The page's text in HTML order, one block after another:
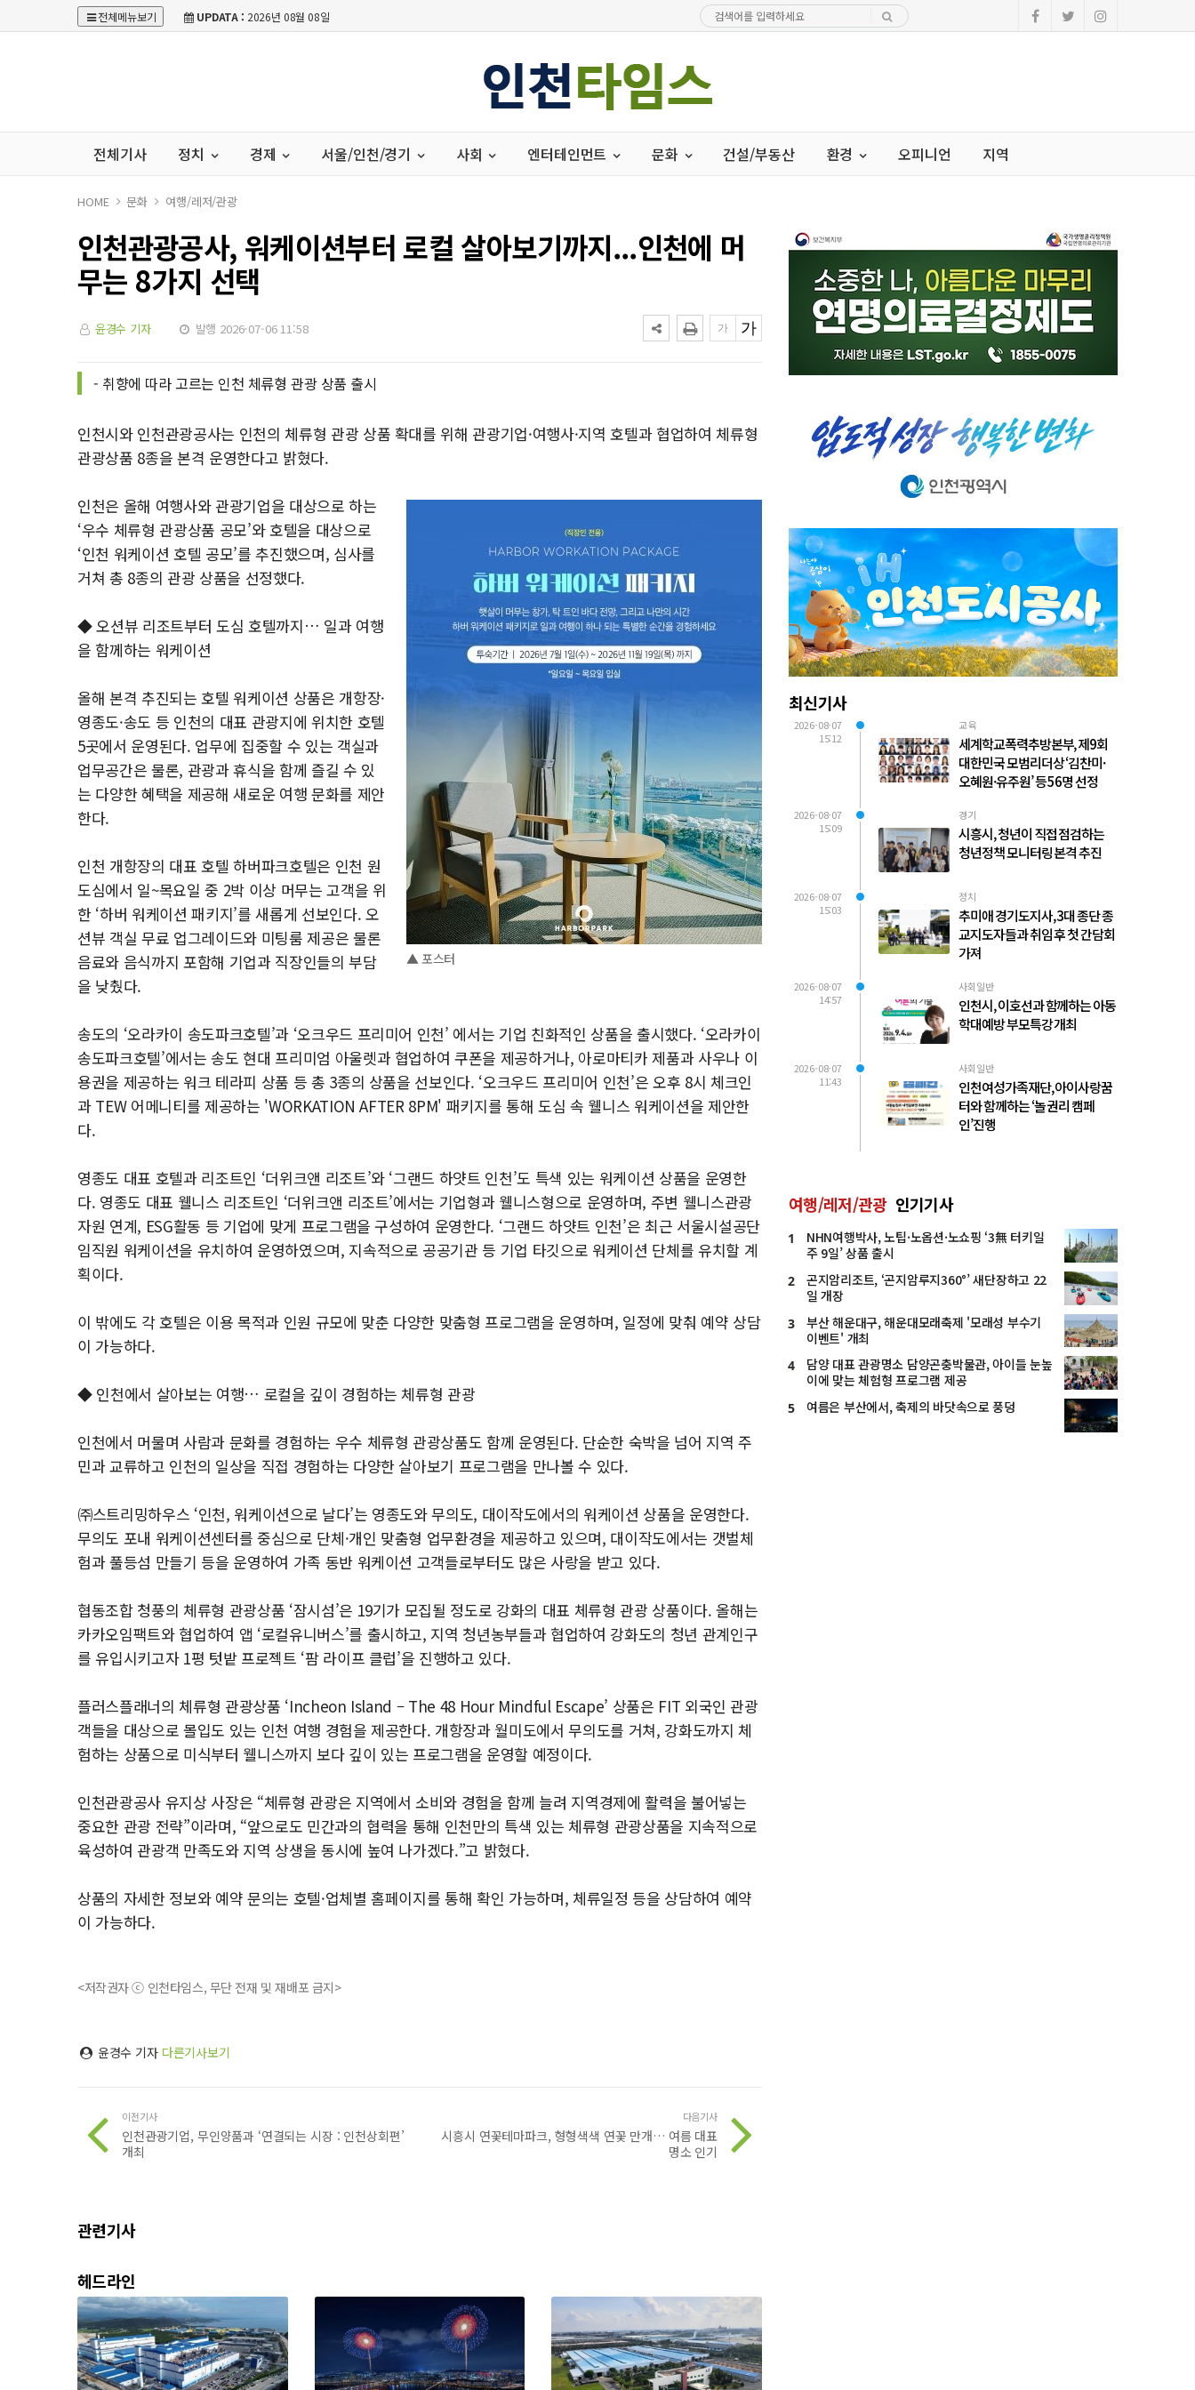
전체메뉴보기 UPDATA : 2026년 08월 08일
전체기사 정치 경제 서울/인천/경기 사회 엔터테인먼트 문화 건설/부동산 환경 오피니언 지역
HOME 문화 여행/레저/관광
인천관광공사, 워케이션부터 로컬 살아보기까지...인천에 머
무는 8가지 선택
윤경수 기자 발행 2026-07-06 11:58
- 취향에 따라 고르는 인천 체류형 관광 상품 출시
인천시와 인천관광공사는 인천의 체류형 관광 상품 확대를 위해 관광기업·여행사·지역 호텔과 협업하여 체류형
관광상품 8종을 본격 운영한다고 밝혔다.
▲ 포스터
인천은 올해 여행사와 관광기업을 대상으로 하는
‘우수 체류형 관광상품 공모’와 호텔을 대상으로
‘인천 워케이션 호텔 공모’를 추진했으며, 심사를
거쳐 총 8종의 관광 상품을 선정했다.
◆ 오션뷰 리조트부터 도심 호텔까지… 일과 여행
을 함께하는 워케이션
올해 본격 추진되는 호텔 워케이션 상품은 개항장·
영종도·송도 등 인천의 대표 관광지에 위치한 호텔
5곳에서 운영된다. 업무에 집중할 수 있는 객실과
업무공간은 물론, 관광과 휴식을 함께 즐길 수 있
는 다양한 혜택을 제공해 새로운 여행 문화를 제안
한다.
인천 개항장의 대표 호텔 하버파크호텔은 인천 원
도심에서 일~목요일 중 2박 이상 머무는 고객을 위
한 ‘하버 워케이션 패키지’를 새롭게 선보인다. 오
션뷰 객실 무료 업그레이드와 미팅룸 제공은 물론
음료와 음식까지 포함해 기업과 직장인들의 부담
을 낮췄다.
송도의 ‘오라카이 송도파크호텔’과 ‘오크우드 프리미어 인천’ 에서는 기업 친화적인 상품을 출시했다. ‘오라카이
송도파크호텔’에서는 송도 현대 프리미엄 아울렛과 협업하여 쿠폰을 제공하거나, 아로마티카 제품과 사우나 이
용권을 제공하는 워크 테라피 상품 등 총 3종의 상품을 선보인다. ‘오크우드 프리미어 인천’은 오후 8시 체크인
과 TEW 어메니티를 제공하는 'WORKATION AFTER 8PM' 패키지를 통해 도심 속 웰니스 워케이션을 제안한
다.
영종도 대표 호텔과 리조트인 ‘더위크앤 리조트’와 ‘그랜드 하얏트 인천’도 특색 있는 워케이션 상품을 운영한
다. 영종도 대표 웰니스 리조트인 ‘더위크앤 리조트’에서는 기업형과 웰니스형으로 운영하며, 주변 웰니스관광
자원 연계, ESG활동 등 기업에 맞게 프로그램을 구성하여 운영한다. ‘그랜드 하얏트 인천’은 최근 서울시설공단
임직원 워케이션을 유치하여 운영하였으며, 지속적으로 공공기관 등 기업 타깃으로 워케이션 단체를 유치할 계
획이다.
이 밖에도 각 호텔은 이용 목적과 인원 규모에 맞춘 다양한 맞춤형 프로그램을 운영하며, 일정에 맞춰 예약 상담
이 가능하다.
◆ 인천에서 살아보는 여행… 로컬을 깊이 경험하는 체류형 관광
인천에서 머물며 사람과 문화를 경험하는 우수 체류형 관광상품도 함께 운영된다. 단순한 숙박을 넘어 지역 주
민과 교류하고 인천의 일상을 직접 경험하는 다양한 살아보기 프로그램을 만나볼 수 있다.
㈜스트리밍하우스 ‘인천, 워케이션으로 날다’는 영종도와 무의도, 대이작도에서의 워케이션 상품을 운영한다.
무의도 포내 워케이션센터를 중심으로 단체·개인 맞춤형 업무환경을 제공하고 있으며, 대이작도에서는 갯벌체
험과 풀등섬 만들기 등을 운영하여 가족 동반 워케이션 고객들로부터도 많은 사랑을 받고 있다.
협동조합 청풍의 체류형 관광상품 ‘잠시섬’은 19기가 모집될 정도로 강화의 대표 체류형 관광 상품이다. 올해는
카카오임팩트와 협업하여 앱 ‘로컬유니버스’를 출시하고, 지역 청년농부들과 협업하여 강화도의 청년 관계인구
를 유입시키고자 1평 텃밭 프로젝트 ‘팜 라이프 클럽’을 진행하고 있다.
플러스플래너의 체류형 관광상품 ‘Incheon Island – The 48 Hour Mindful Escape’ 상품은 FIT 외국인 관광
객들을 대상으로 몰입도 있는 인천 여행 경험을 제공한다. 개항장과 월미도에서 무의도를 거쳐, 강화도까지 체
험하는 상품으로 미식부터 웰니스까지 보다 깊이 있는 프로그램을 운영할 예정이다.
인천관광공사 유지상 사장은 “체류형 관광은 지역에서 소비와 경험을 함께 늘려 지역경제에 활력을 불어넣는
중요한 관광 전략”이라며, “앞으로도 민간과의 협력을 통해 인천만의 특색 있는 체류형 관광상품을 지속적으로
육성하여 관광객 만족도와 지역 상생을 동시에 높여 나가겠다.”고 밝혔다.
상품의 자세한 정보와 예약 문의는 호텔·업체별 홈페이지를 통해 확인 가능하며, 체류일정 등을 상담하여 예약
이 가능하다.
<저작권자 ⓒ 인천타임스, 무단 전재 및 재배포 금지>
윤경수 기자 다른기사보기
이전기사
인천관광기업, 무인양품과 ‘연결되는 시장 : 인천상회편’
개최
다음기사
시흥시 연꽃테마파크, 형형색색 연꽃 만개… 여름 대표
명소 인기
관련기사
헤드라인
최신기사
2026-08-07
15:12
교육
세계학교폭력추방본부, 제9회
대한민국 모범리더상 ‘김찬미·
오혜원·유주원’ 등 56명 선정
2026-08-07
15:09
경기
시흥시, 청년이 직접 점검하는
청년정책 모니터링 본격 추진
2026-08-07
15:03
정치
추미애 경기도지사, 3대 종단 종
교지도자들과 취임 후 첫 간담회
가져
2026-08-07
14:57
사회일반
인천시, 이호선과 함께하는 아동
학대예방 부모특강 개최
2026-08-07
11:43
사회일반
인천여성가족재단, 아이사랑꿈
터와 함께하는 ‘놀 권리 캠페
인’진행
여행/레저/관광 인기기사
1
NHN여행박사, 노팁·노옵션·노쇼핑 ‘3無 터키일
주 9일’ 상품 출시
2
곤지암리조트, ‘곤지암루지360°’ 새단장하고 22
일 개장
3
부산 해운대구, 해운대모래축제 '모래성 부수기
이벤트' 개최
4
담양 대표 관광명소 담양곤충박물관, 아이들 눈높
이에 맞는 체험형 프로그램 제공
5 여름은 부산에서, 축제의 바닷속으로 풍덩